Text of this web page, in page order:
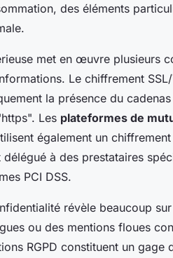
des éléments
met en œuvre plusieurs
Le chiffrement
la présence du
Les plateformes de
également un
à des prestataires
PCI DSS.
révèle beaucoup
ou des mentions floues
RGPD constituent un